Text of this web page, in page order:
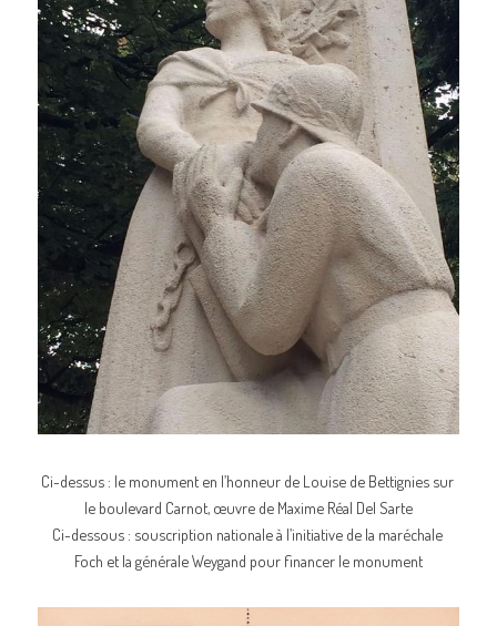
Ci-dessus : le monument en l’honneur de Louise de Bettignies sur
le boulevard Carnot, œuvre de Maxime Réal Del Sarte
Ci-dessous : souscription nationale à l’initiative de la maréchale
Foch et la générale Weygand pour financer le monument